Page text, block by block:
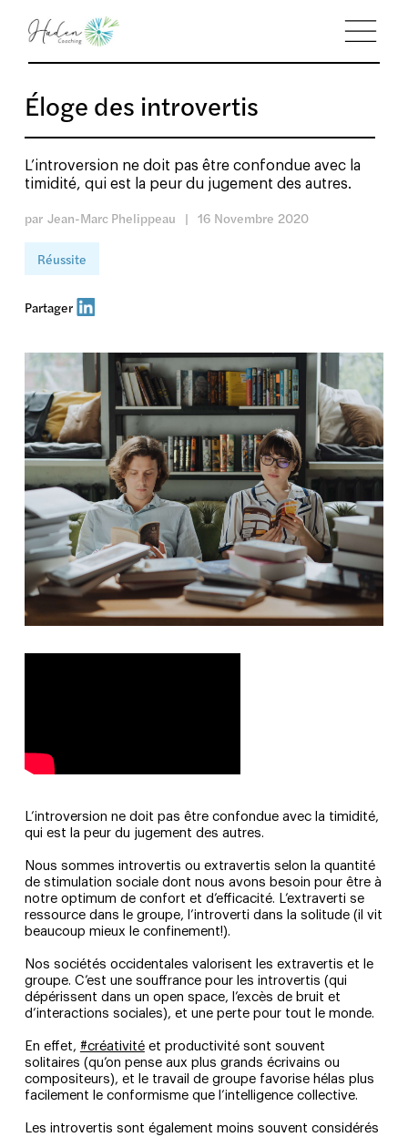
Éloge des introvertis
L’introversion ne doit pas être confondue avec la
timidité, qui est la peur du jugement des autres.
par Jean-Marc Phelippeau | 16 Novembre 2020
Réussite
Partager
L’introversion ne doit pas être confondue avec la timidité,
qui est la peur du jugement des autres.
Nous sommes introvertis ou extravertis selon la quantité
de stimulation sociale dont nous avons besoin pour être à
notre optimum de confort et d’efficacité. L’extraverti se
ressource dans le groupe, l’introverti dans la solitude (il vit
beaucoup mieux le confinement!).
Nos sociétés occidentales valorisent les extravertis et le
groupe. C’est une souffrance pour les introvertis (qui
dépérissent dans un open space, l’excès de bruit et
d’interactions sociales), et une perte pour tout le monde.
En effet, #créativitéet productivité sont souvent
solitaires (qu’on pense aux plus grands écrivains ou
compositeurs), et le travail de groupe favorise hélas plus
facilement le conformisme que l’intelligence collective.
Les introvertis sont également moins souvent considérés